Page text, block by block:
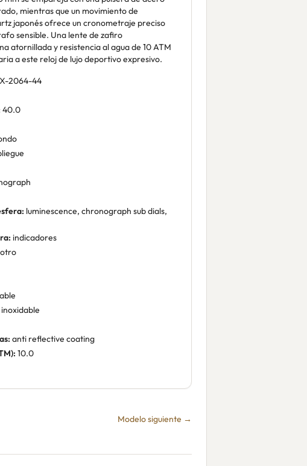
mientras que un movimiento de
japonés ofrece un cronometraje preciso
sensible. Una lente de zafiro
atornillada y resistencia al agua de 10 ATM
a este reloj de lujo deportivo expresivo.
2064-44
40.0
luminescence, chronograph sub dials,
indicadores
otro
anti reflective coating
10.0
Modelo siguiente →